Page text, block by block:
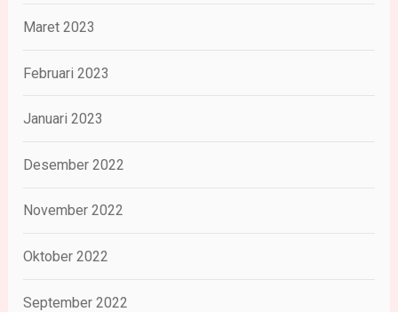
Maret 2023
Februari 2023
Januari 2023
Desember 2022
November 2022
Oktober 2022
September 2022